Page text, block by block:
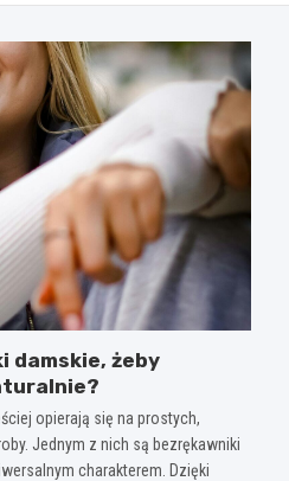
damskie, żeby
opierają się na prostych,
Jednym z nich są bezrękawniki
charakterem. Dzięki